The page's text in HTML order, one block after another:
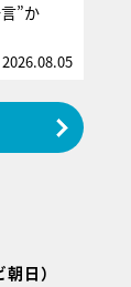
”か
2026.08.05
朝日）